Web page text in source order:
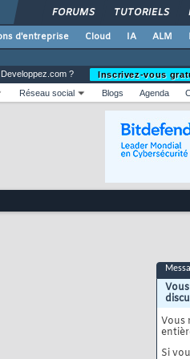
FORUMS TUTORIELS
d'entreprise Cloud IA ALM
?
Inscrivez-vous
Réseau social Blogs Agenda
Vous
Si